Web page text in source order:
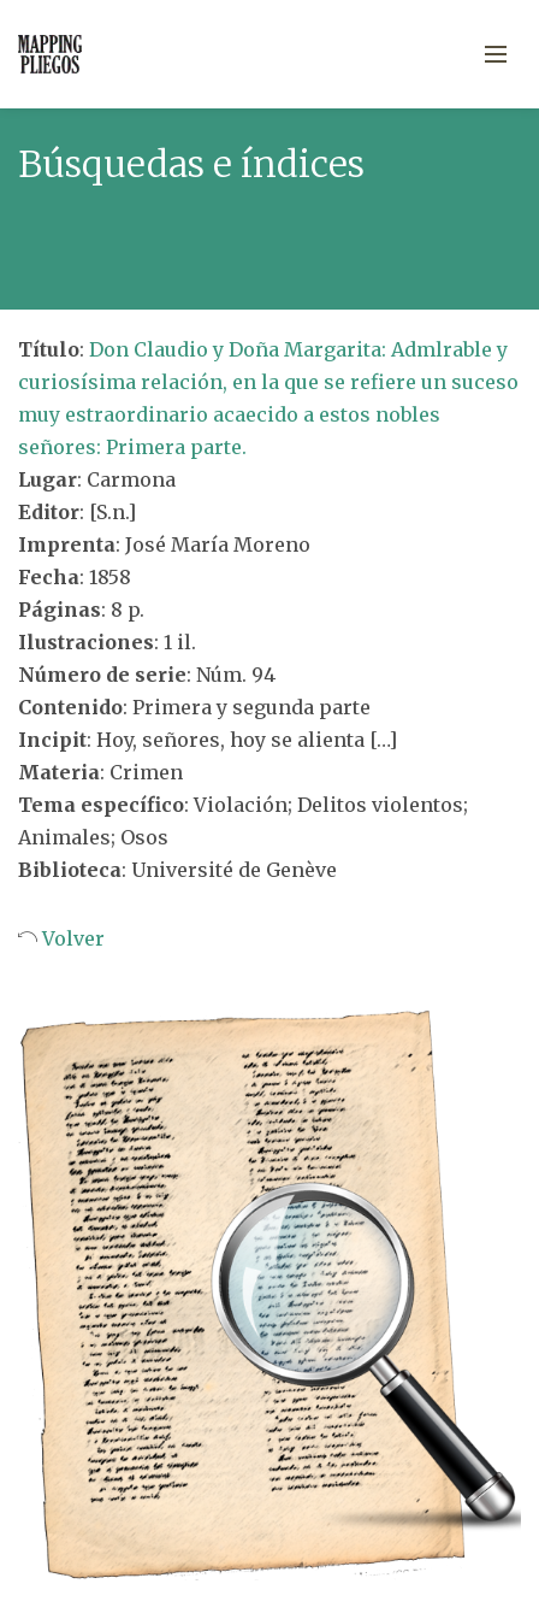
Búsquedas e índices
Título: Don Claudio y Doña Margarita: Admlrable y
curiosísima relación, en la que se refiere un suceso
muy estraordinario acaecido a estos nobles
señores: Primera parte.
Lugar: Carmona
Editor: [S.n.]
Imprenta: José María Moreno
Fecha: 1858
Páginas: 8 p.
Ilustraciones: 1 il.
Número de serie: Núm. 94
Contenido: Primera y segunda parte
Incipit: Hoy, señores, hoy se alienta […]
Materia: Crimen
Tema específico: Violación; Delitos violentos;
Animales; Osos
Biblioteca: Université de Genève
Volver